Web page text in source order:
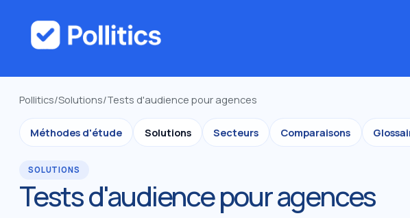
Pollitics/Solutions/Tests d'audience pour agences
Méthodes d'étude Solutions Secteurs Comparaisons
SOLUTIONS
Tests d'audience pour agences